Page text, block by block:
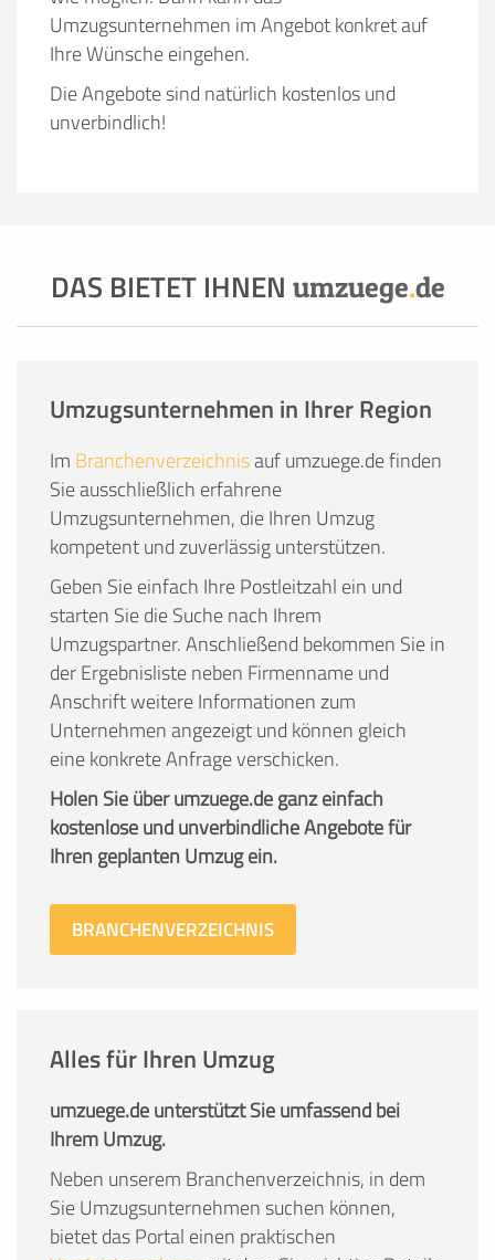
Umzugsunternehmen im Angebot konkret auf
Ihre Wünsche eingehen.
Die Angebote sind natürlich kostenlos und
unverbindlich!
DAS BIETET IHNEN umzuege.de
Umzugsunternehmen in Ihrer Region
Im Branchenverzeichnisauf umzuege.de finden
Sie ausschließlich erfahrene
Umzugsunternehmen, die Ihren Umzug
kompetent und zuverlässig unterstützen.
Geben Sie einfach Ihre Postleitzahl ein und
starten Sie die Suche nach Ihrem
Umzugspartner. Anschließend bekommen Sie in
der Ergebnisliste neben Firmenname und
Anschrift weitere Informationen zum
Unternehmen angezeigt und können gleich
eine konkrete Anfrage verschicken.
Holen Sie über umzuege.de ganz einfach
kostenlose und unverbindliche Angebote für
Ihren geplanten Umzug ein.
BRANCHENVERZEICHNIS
Alles für Ihren Umzug
umzuege.de unterstützt Sie umfassend bei
Ihrem Umzug.
Neben unserem Branchenverzeichnis, in dem
Sie Umzugsunternehmen suchen können,
bietet das Portal einen praktischen